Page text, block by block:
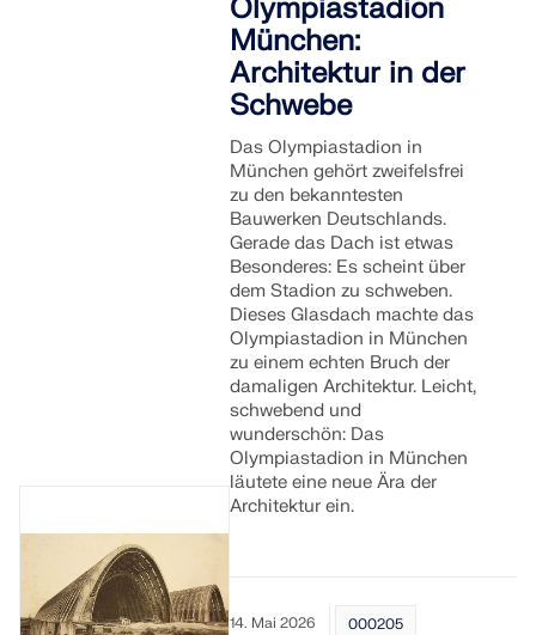
Olympiastadion
München:
Architektur in der
Schwebe
Das Olympiastadion in
München gehört zweifelsfrei
zu den bekanntesten
Bauwerken Deutschlands.
Gerade das Dach ist etwas
Besonderes: Es scheint über
dem Stadion zu schweben.
Dieses Glasdach machte das
Olympiastadion in München
zu einem echten Bruch der
damaligen Architektur. Leicht,
schwebend und
wunderschön: Das
Olympiastadion in München
läutete eine neue Ära der
Architektur ein.
14. Mai 2026
000205